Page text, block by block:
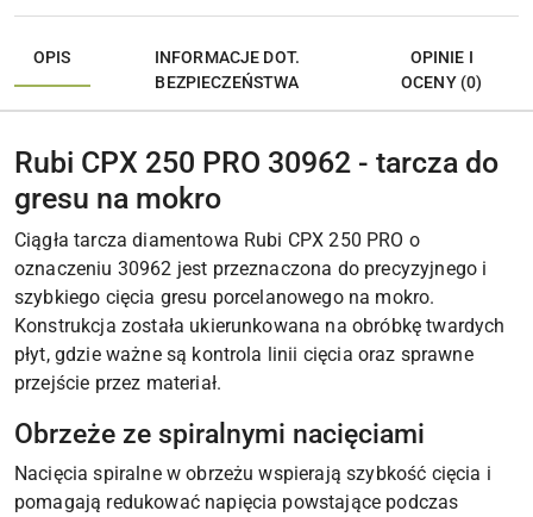
OPIS
INFORMACJE DOT.
BEZPIECZEŃSTWA
OPINIE I
OCENY (0)
Rubi CPX 250 PRO 30962 - tarcza do
gresu na mokro
Ciągła tarcza diamentowa Rubi CPX 250 PRO o
oznaczeniu 30962 jest przeznaczona do precyzyjnego i
szybkiego cięcia gresu porcelanowego na mokro.
Konstrukcja została ukierunkowana na obróbkę twardych
płyt, gdzie ważne są kontrola linii cięcia oraz sprawne
przejście przez materiał.
Obrzeże ze spiralnymi nacięciami
Nacięcia spiralne w obrzeżu wspierają szybkość cięcia i
pomagają redukować napięcia powstające podczas